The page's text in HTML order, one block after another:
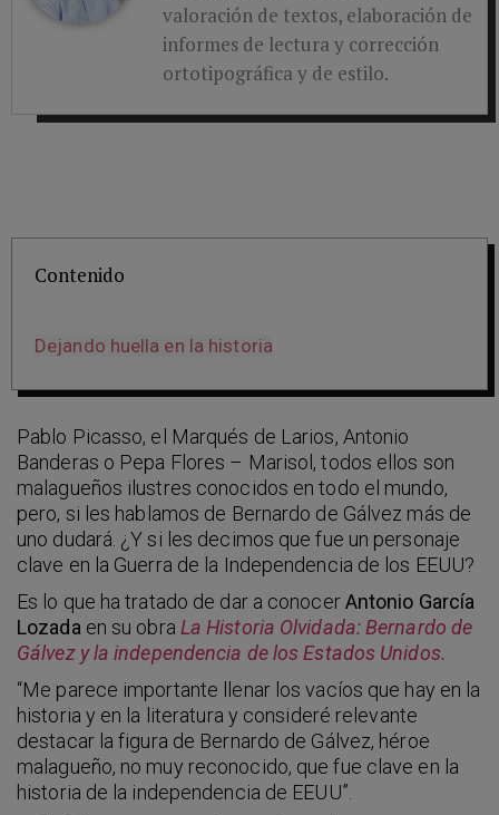
valoración de textos, elaboración de
informes de lectura y corrección
ortotipográfica y de estilo.
Contenido
Dejando huella en la historia
Pablo Picasso, el Marqués de Larios, Antonio
Banderas o Pepa Flores – Marisol, todos ellos son
malagueños ilustres conocidos en todo el mundo,
pero, si les hablamos de Bernardo de Gálvez más de
uno dudará. ¿Y si les decimos que fue un personaje
clave en la Guerra de la Independencia de los EEUU?
Es lo que ha tratado de dar a conocerAntonio García
Lozada en su obra La Historia Olvidada: Bernardo de
Gálvez y la independencia de los Estados Unidos.
“Me parece importante llenar los vacíos que hay en la
historia y en la literatura y consideré relevante
destacar la figura de Bernardo de Gálvez, héroe
malagueño, no muy reconocido, que fue clave en la
historia de la independencia de EEUU”.